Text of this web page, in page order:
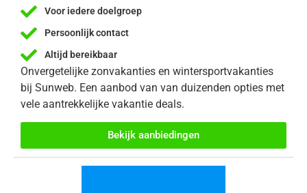
Voor iedere doelgroep
Persoonlijk contact
Altijd bereikbaar
Onvergetelijke zonvakanties en wintersportvakanties
bij Sunweb. Een aanbod van van duizenden opties met
vele aantrekkelijke vakantie deals.
Bekijk aanbiedingen